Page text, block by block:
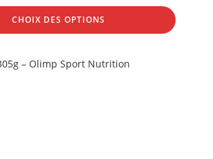
CHOIX DES OPTIONS
– Olimp Sport Nutrition